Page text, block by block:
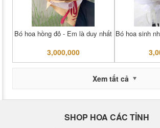
Bó hoa hồng đỏ - Em là duy nhất
3,000,000
Bó hoa sinh
Xem tất cả
SHOP HOA CÁC TỈNH